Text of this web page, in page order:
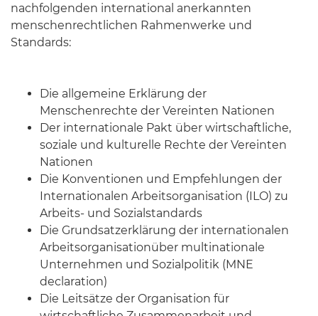
nachfolgenden international anerkannten
menschenrechtlichen Rahmenwerke und
Standards:
Die allgemeine Erklärung der
Menschenrechte der Vereinten Nationen
Der internationale Pakt über wirtschaftliche,
soziale und kulturelle Rechte der Vereinten
Nationen
Die Konventionen und Empfehlungen der
Internationalen Arbeitsorganisation (ILO) zu
Arbeits- und Sozialstandards
Die Grundsatzerklärung der internationalen
Arbeitsorganisationüber multinationale
Unternehmen und Sozialpolitik (MNE
declaration)
Die Leitsätze der Organisation für